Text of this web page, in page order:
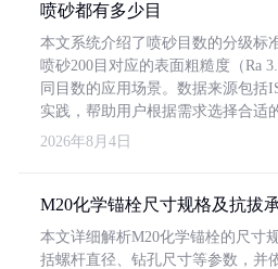
喷砂都有多少目
本文系统介绍了喷砂目数的分级标
喷砂200目对应的表面粗糙度（Ra
同目数的应用场景。数据来源包括
实践，帮助用户根据需求选择合适
2026年8月4日
M20化学锚栓尺寸规格及抗拔
本文详细解析M20化学锚栓的尺寸
括螺杆直径、钻孔尺寸等参数，并